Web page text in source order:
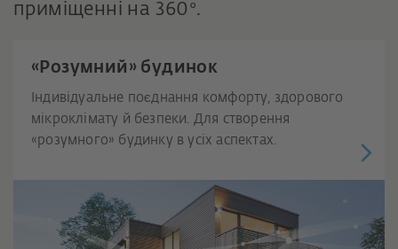
приміщенні на 360°.
«Розумний» будинок
Індивідуальне поєднання комфорту, здорового
мікроклімату й безпеки. Для створення
«розумного» будинку в усіх аспектах.